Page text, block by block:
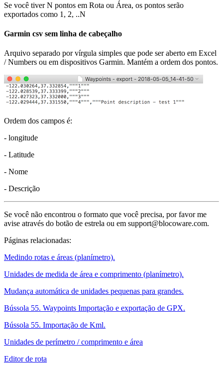
Se você tiver N pontos em Rota ou Área, os pontos serão
exportados como 1, 2, ..N
Garmin csv sem linha de cabeçalho
Arquivo separado por vírgula simples que pode ser aberto em Excel
/ Numbers ou em dispositivos Garmin. Mantém a ordem dos pontos.
Ordem dos campos é:
- longitude
- Latitude
- Nome
- Descrição
Se você não encontrou o formato que você precisa, por favor me
avise através do botão de estrela ou em support@blocoware.com.
Páginas relacionadas:
Medindo rotas e áreas (planímetro).
Unidades de medida de área e comprimento (planímetro).
Mudança automática de unidades pequenas para grandes.
Bússola 55. Waypoints Importação e exportação de GPX.
Bússola 55. Importação de Kml.
Unidades de perímetro / comprimento e área
Editor de rota